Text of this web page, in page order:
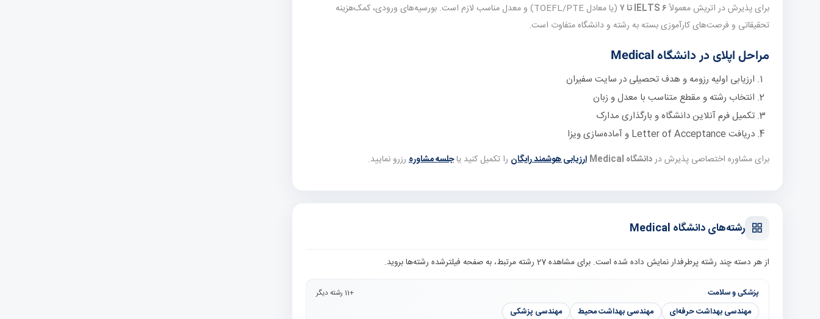
برای پذیرش در اتریش معمولاًIELTS ۶ تا ۷
(یا معادل TOEFL/PTE) و معدل مناسب لازم است. بورسیه‌های ورودی، کمک‌هزینه
تحقیقاتی و فرصت‌های کارآموزی بسته به رشته و دانشگاه متفاوت است.
مراحل اپلای در دانشگاه Medical
ارزیابی اولیه رزومه و هدف تحصیلی در سایت سفیران
انتخاب رشته و مقطع متناسب با معدل و زبان
تکمیل فرم آنلاین دانشگاه و بارگذاری مدارک
دریافت Letter of Acceptance و آماده‌سازی ویزا
برای مشاوره اختصاصی پذیرش دردانشگاه Medical ارزیابی هوشمند رایگان را تکمیل کنید یاجلسه مشاورهرزرو نمایید.
رشته‌های دانشگاه Medical
از هر دسته چند رشته پرطرفدار نمایش داده شده است. برای مشاهده 27 رشته مرتبط، به صفحه فیلترشده رشته‌ها بروید.
پزشکی و سلامت +11 رشته دیگر
مهندسی بهداشت حرفه‌ای مهندسی بهداشت محیط مهندسی پزشکی